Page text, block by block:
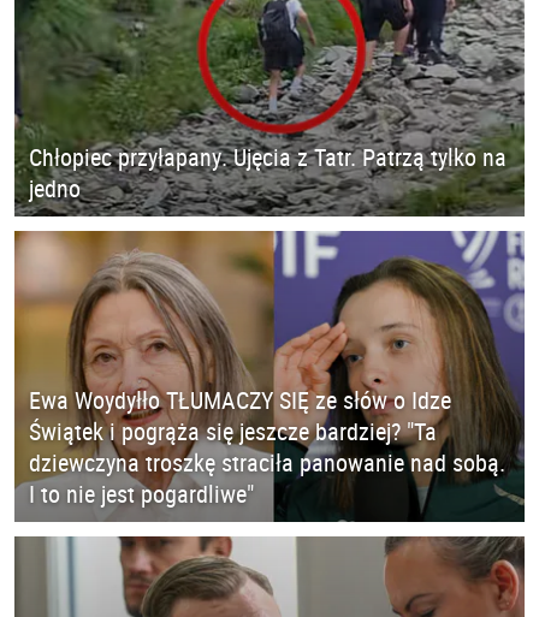
Chłopiec przyłapany. Ujęcia z Tatr. Patrzą tylko na
jedno
Ewa Woydyłło TŁUMACZY SIĘ ze słów o Idze
Świątek i pogrąża się jeszcze bardziej? "Ta
dziewczyna troszkę straciła panowanie nad sobą.
I to nie jest pogardliwe"